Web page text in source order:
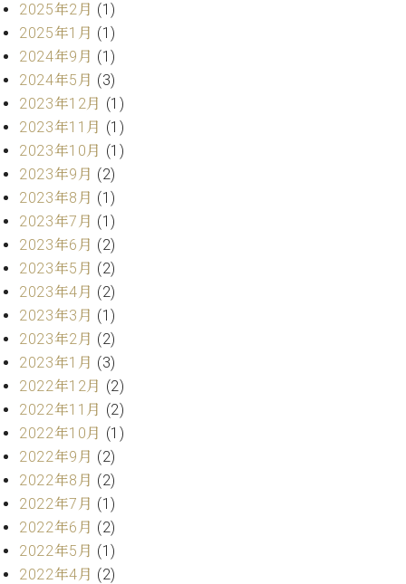
ュ
タ
イ
ン
コ
サ
ー
ト
ア
ッ
プ
ラ
イ
ト
ピ
ア
ノ
C.
ベ
ヒ
シ
ュ
タ
イ
ン
レ
ジ
実
績
音
楽
教
愛
用
者
の
声
ー
ル
音
楽
教
室
京
店
長
ご
挨
展
示
情
報
ホー
ル・
ジオ
レン
タル
ホー
ル・
スタ
ジオ
空き
状況
動
画
収
サ
ー
2025年2月 (1)
2025年1月 (1)
2024年9月 (1)
2024年5月 (3)
2023年12月 (1)
2023年11月 (1)
2023年10月 (1)
2023年9月 (2)
2023年8月 (1)
2023年7月 (1)
2023年6月 (2)
2023年5月 (2)
2023年4月 (2)
2023年3月 (1)
2023年2月 (2)
2023年1月 (3)
2022年12月 (2)
2022年11月 (2)
2022年10月 (1)
2022年9月 (2)
2022年8月 (2)
2022年7月 (1)
2022年6月 (2)
2022年5月 (1)
2022年4月 (2)